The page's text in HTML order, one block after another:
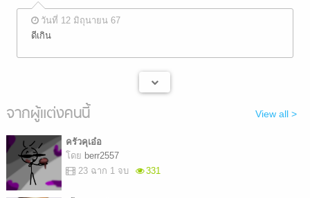
วันที่ 12 มิถุนายน 67
ดีเกิน
จากผู้แต่งคนนี้ View all >
ครัวคุเอ๋อ
โดย berr2557
23 ฉาก 1 จบ
331